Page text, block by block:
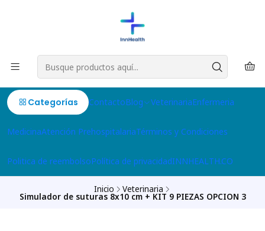
Categorías ContactoBlog VeterinariaEnfermeria
MedicinaAtención PrehospitalariaTérminos y Condiciones
Politica de reembolsoPolítica de privacidadINNHEALTH.CO
Inicio Veterinaria
Simulador de suturas 8x10 cm + KIT 9 PIEZAS OPCION 3